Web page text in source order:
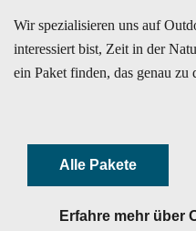
Wir spezialisieren uns auf
interessiert bist, Zeit in der
ein Paket finden, das genau zu
Alle Pakete
Erfahre mehr über